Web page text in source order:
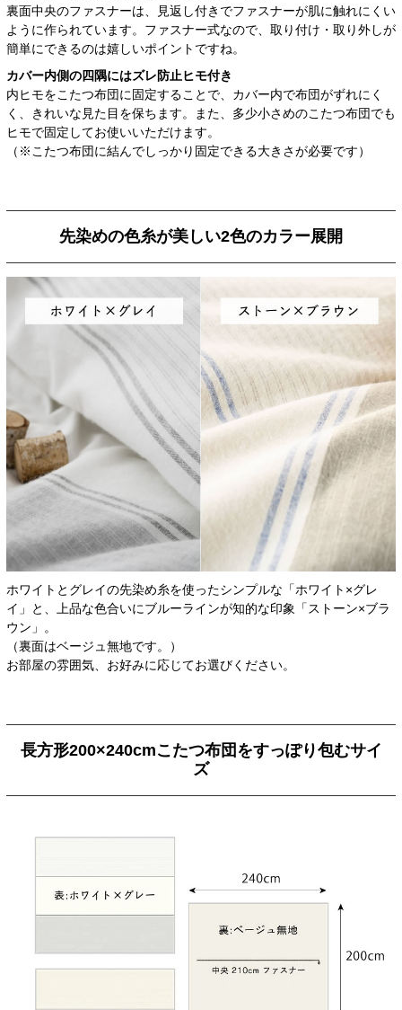
裏面中央のファスナーは、見返し付きでファスナーが肌に触れにくい
ように作られています。ファスナー式なので、取り付け・取り外しが
簡単にできるのは嬉しいポイントですね。
カバー内側の四隅にはズレ防止ヒモ付き
内ヒモをこたつ布団に固定することで、カバー内で布団がずれにく
く、きれいな見た目を保ちます。また、多少小さめのこたつ布団でも
ヒモで固定してお使いいただけます。
（※こたつ布団に結んでしっかり固定できる大きさが必要です）
先染めの色糸が美しい2色のカラー展開
ホワイトとグレイの先染め糸を使ったシンプルな「ホワイト×グレ
イ」と、上品な色合いにブルーラインが知的な印象「ストーン×ブラ
ウン」。
（裏面はベージュ無地です。）
お部屋の雰囲気、お好みに応じてお選びください。
長方形200×240cmこたつ布団をすっぽり包むサイ
ズ